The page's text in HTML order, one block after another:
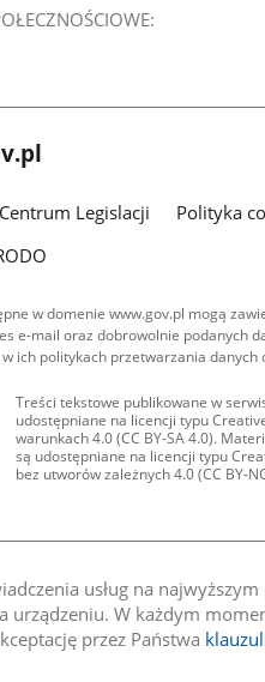
usług na
urządzeniu. W każdym
przez Państwa
Legislacji Polityka
w domenie www.gov.pl mogą
e-mail oraz dobrowolnie podanych
ich politykach przetwarzania danych
Treści tekstowe publikowane w
udostępniane na licencji typu
warunkach 4.0 (CC BY-SA 4.0).
są udostępniane na licencji typu
bez utworów zależnych 4.0 (CC BY-